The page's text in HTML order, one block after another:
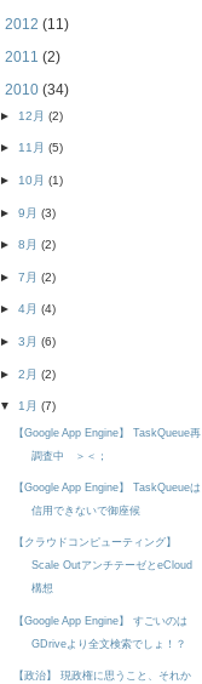
2012 (11)
2011 (2)
2010 (34)
► 12月 (2)
► 11月 (5)
► 10月 (1)
► 9月 (3)
► 8月 (2)
► 7月 (2)
► 4月 (4)
► 3月 (6)
► 2月 (2)
▼ 1月 (7)
【Google App Engine】 TaskQueue再
調査中 ＞＜；
【Google App Engine】 TaskQueueは
信用できないで御座候
【クラウドコンピューティング】
Scale OutアンチテーゼとeCloud
構想
【Google App Engine】 すごいのは
GDriveより全文検索でしょ！？
【政治】 現政権に思うこと、それか